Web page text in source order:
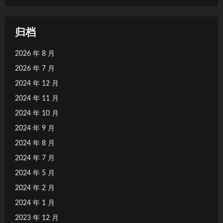
归档
2026 年 8 月
2026 年 7 月
2024 年 12 月
2024 年 11 月
2024 年 10 月
2024 年 9 月
2024 年 8 月
2024 年 7 月
2024 年 5 月
2024 年 2 月
2024 年 1 月
2023 年 12 月